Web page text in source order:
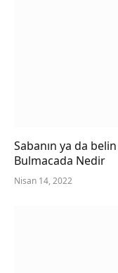
Sabanın ya da
Bulmacada Nedir
Nisan 14, 2022